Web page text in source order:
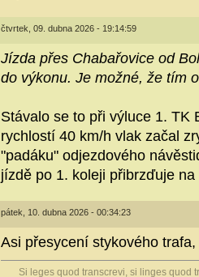
čtvrtek, 09. dubna 2026 - 19:14:59
Jízda přes Chabařovice od
do výkonu. Je možné, že tím
Stávalo se to při výluce 1. TK
rychlostí 40 km/h vlak začal
"padáku" odjezdového
jízdě po 1. koleji přibrzďuje
pátek, 10. dubna 2026 - 00:34:23
Asi přesycení stykového
Si leges quod transcrevi, si linges quod